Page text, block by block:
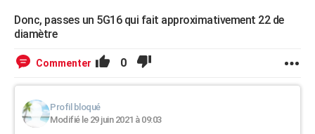
Donc, passes un 5G16 qui fait approximativement 22 de
diamètre
Commenter 0
Profil bloqué
Modifié le 29 juin 2021 à 09:03